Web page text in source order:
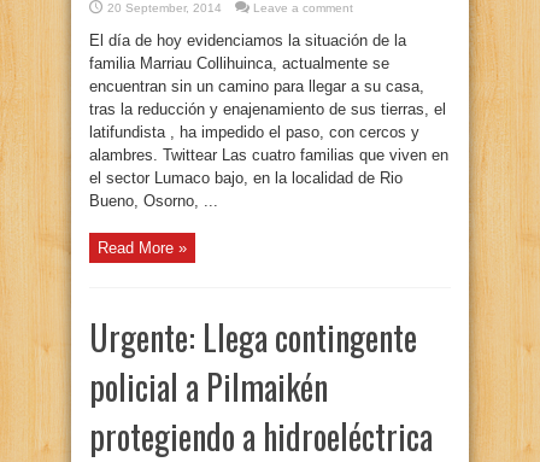
20 September, 2014 Leave a comment
El día de hoy evidenciamos la situación de la
familia Marriau Collihuinca, actualmente se
encuentran sin un camino para llegar a su casa,
tras la reducción y enajenamiento de sus tierras, el
latifundista , ha impedido el paso, con cercos y
alambres. Twittear Las cuatro familias que viven en
el sector Lumaco bajo, en la localidad de Rio
Bueno, Osorno, ...
Read More »
Urgente: Llega contingente
policial a Pilmaikén
protegiendo a hidroeléctrica